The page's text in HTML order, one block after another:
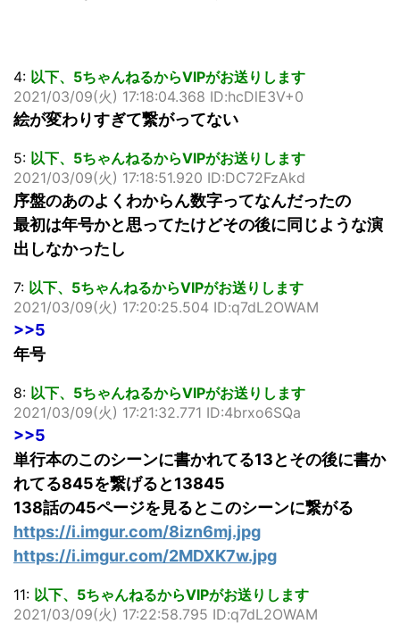
4: 以下、5ちゃんねるからVIPがお送りします
2021/03/09(火) 17:18:04.368 ID:hcDlE3V+0
絵が変わりすぎて繋がってない
5: 以下、5ちゃんねるからVIPがお送りします
2021/03/09(火) 17:18:51.920 ID:DC72FzAkd
序盤のあのよくわからん数字ってなんだったの
最初は年号かと思ってたけどその後に同じような演
出しなかったし
7: 以下、5ちゃんねるからVIPがお送りします
2021/03/09(火) 17:20:25.504 ID:q7dL2OWAM
>>5
年号
8: 以下、5ちゃんねるからVIPがお送りします
2021/03/09(火) 17:21:32.771 ID:4brxo6SQa
>>5
単行本のこのシーンに書かれてる13とその後に書か
れてる845を繋げると13845
138話の45ページを見るとこのシーンに繋がる
https://i.imgur.com/8izn6mj.jpg
https://i.imgur.com/2MDXK7w.jpg
11: 以下、5ちゃんねるからVIPがお送りします
2021/03/09(火) 17:22:58.795 ID:q7dL2OWAM